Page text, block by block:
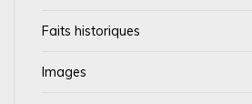
Faits historiques
Images